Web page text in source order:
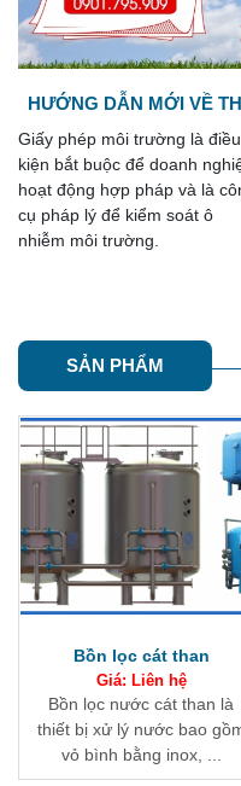
ĐÁNH GIÁ SƠ BỘ TÁC
ĐỘNG MÔI TRƯỜNG
Một số dự án đầu tư khi lập
ĐTM bắt buộc phải thực hiện
đáng giá sơ bộ tác động môi
trường trước khi trình nộp đến
cơ quan Nhà nước. Đối ...
SẢN PHẨM
Bồn chứa hóa chất
Giá: Liên hệ
Thiết bị chuyên dụng dùng
để lưu trữ và pha trộn các
loại hóa chất có tính ...